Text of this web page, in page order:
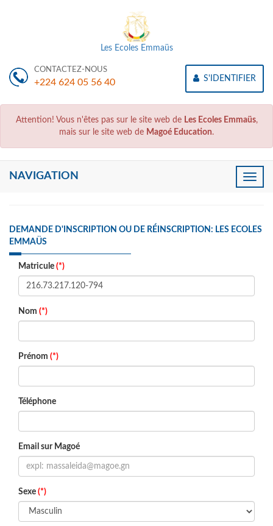
Les Ecoles Emmaüs
CONTACTEZ-NOUS
+224 624 05 56 40 S'IDENTIFIER
Attention! Vous n'êtes pas sur le site web de Les Ecoles Emmaüs,
mais sur le site web de Magoé Education.
Toggle
NAVIGATION
DEMANDE D'INSCRIPTION OU DE RÉINSCRIPTION: LES ECOLES
EMMAÜS
Matricule (*)
Nom (*)
Prénom (*)
Téléphone
Email sur Magoé
Sexe (*)